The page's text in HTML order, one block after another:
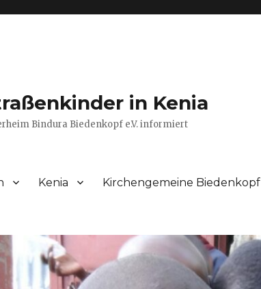
in Kenia
Bindura Biedenkopf e.V. informiert
Kenia Kirchengemeine Biedenkopf